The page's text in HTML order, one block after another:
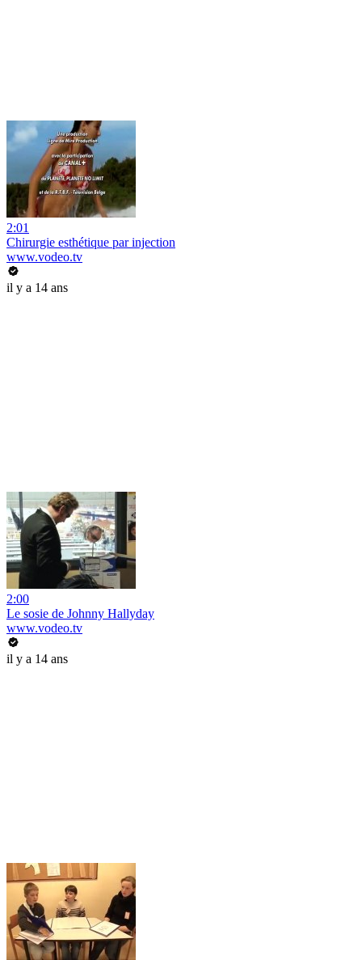
2:01
Chirurgie esthétique par injection
www.vodeo.tv
il y a 14 ans
2:00
Le sosie de Johnny Hallyday
www.vodeo.tv
il y a 14 ans